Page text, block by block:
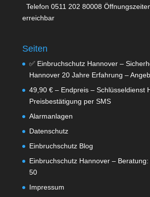
Telefon 0511 202 80008
erreichbar
Seiten
✅ Einbruchschutz Hannover –
Hannover 20 Jahre Erfahrung –
49,90 € – Endpreis – Schlüsseldienst
Preisbestätigung per SMS
Alarmanlagen
Datenschutz
Einbruchschutz Blog
Einbruchschutz Hannover –
50
Impressum